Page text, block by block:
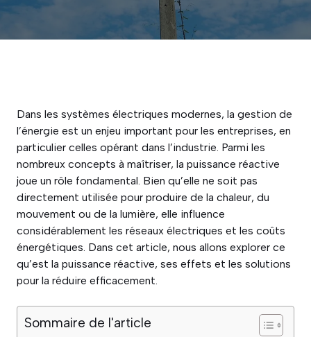
Dans les systèmes électriques modernes, la gestion de
l’énergie est un enjeu important pour les entreprises, en
particulier celles opérant dans l’industrie. Parmi les
nombreux concepts à maîtriser, la puissance réactive
joue un rôle fondamental. Bien qu’elle ne soit pas
directement utilisée pour produire de la chaleur, du
mouvement ou de la lumière, elle influence
considérablement les réseaux électriques et les coûts
énergétiques. Dans cet article, nous allons explorer ce
qu’est la puissance réactive, ses effets et les solutions
pour la réduire efficacement.
Sommaire de l'article